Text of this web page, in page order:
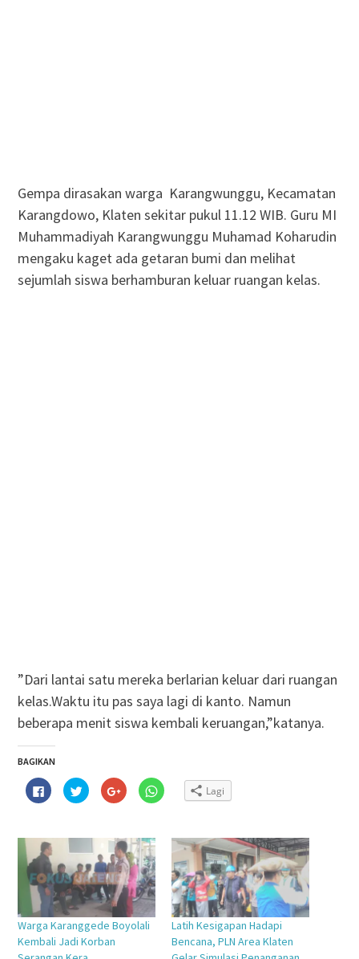
Gempa dirasakan warga Karangwunggu, Kecamatan
Karangdowo, Klaten sekitar pukul 11.12 WIB. Guru MI
Muhammadiyah Karangwunggu Muhamad Koharudin
mengaku kaget ada getaran bumi dan melihat
sejumlah siswa berhamburan keluar ruangan kelas.
”Dari lantai satu mereka berlarian keluar dari ruangan
kelas.Waktu itu pas saya lagi di kanto. Namun
beberapa menit siswa kembali keruangan,”katanya.
BAGIKAN
Klik
untuk
membagikan
di
jendela
yang
baru)
Klik
untuk
berbagi
di
jendela
yang
baru)
Klik
untuk
berbagi
(Membuka
di
jendela
yang
baru)
Klik
untuk
jendela
yang
baru)
Lagi
Warga Karanggede Boyolali
Kembali Jadi Korban
Latih Kesigapan Hadapi
Bencana, PLN Area Klaten